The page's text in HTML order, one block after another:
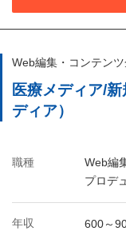
Web編集・コンテン
医療メディア/
ディア）
職種
Web編
プロデ
年収 600～